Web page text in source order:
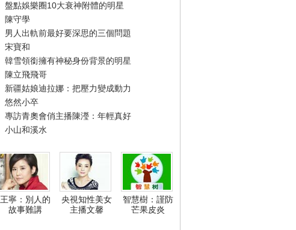
盤點娛樂圈10大衰神附體的明星
陳守學
男人出軌前最好要深思的三個問題
宋寶和
韓雪領銜擁有神秘身份背景的明星
陳立飛飛哥
新疆姑娘迪拉娜：把壓力變成動力
悠然小卒
專訪青奧會俏主播陳瀅：年輕真好
小山和溪水
王寧：別人的
故事難講
央視知性美女
主播文馨
智慧樹：謹防
芒果皮炎